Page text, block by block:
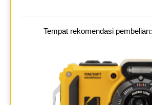
Tempat rekomendasi pembelian: